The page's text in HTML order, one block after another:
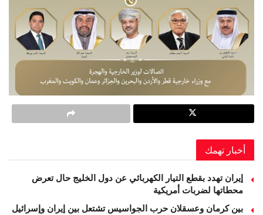
أخبار تهمك
إيران تهدد بقطع التيار الكهربائي عن دول الخليج حال تعرض
محطاتها لضربات أمريكية
بين كرمان وعسقلان حرب الجواسيس تشتعل بين إيران وإسرائيل